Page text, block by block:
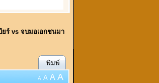
ยร์ vs จบมอเอกชนมา
พิมพ์
A A A A